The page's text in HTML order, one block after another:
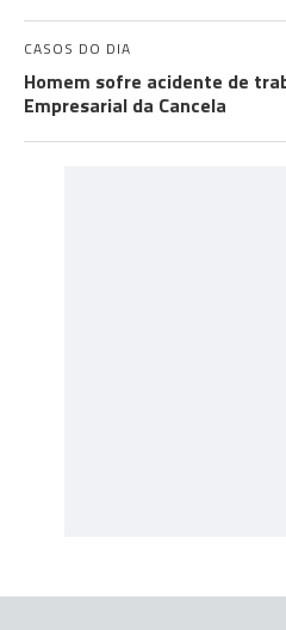
CASOS DO DIA
Homem sofre acidente de
Empresarial da Cancela